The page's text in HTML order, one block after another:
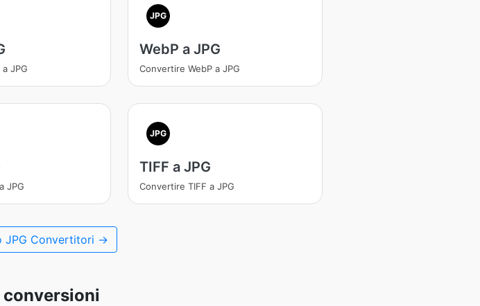
JPG
JPG
WebP a JPG
Convertire WebP a JPG
JPG
JPG
TIFF a JPG
Convertire TIFF a JPG
JPG Convertitori →
conversioni